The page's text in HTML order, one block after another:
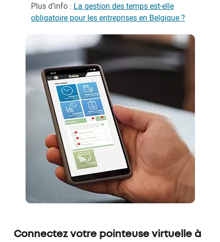
Plus d’info : La gestion des temps est-elle
obligatoire pour les entreprises en Belgique ?
Connectez votre pointeuse virtuelle à